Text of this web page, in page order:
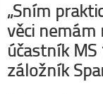
„Sním
věci nemám
účastník
záložník